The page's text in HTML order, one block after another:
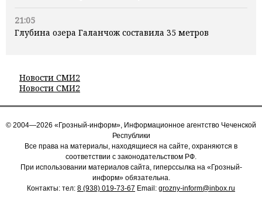
21:05
Глубина озера Галанчож составила 35 метров
Новости СМИ2
Новости СМИ2
© 2004—2026 «Грозный-информ», Информационное агентство Чеченской
Республики
Все права на материалы, находящиеся на сайте, охраняются в
соответствии с законодательством РФ.
При использовании материалов сайта, гиперссылка на «Грозный-
информ» обязательна.
Контакты: тел: 8 (938) 019-73-67 Email: grozny-inform@inbox.ru